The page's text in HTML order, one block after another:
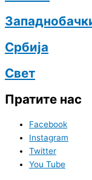
Србија
Свет
Пратите нас
Facebook
Instagram
Twitter
You Tube